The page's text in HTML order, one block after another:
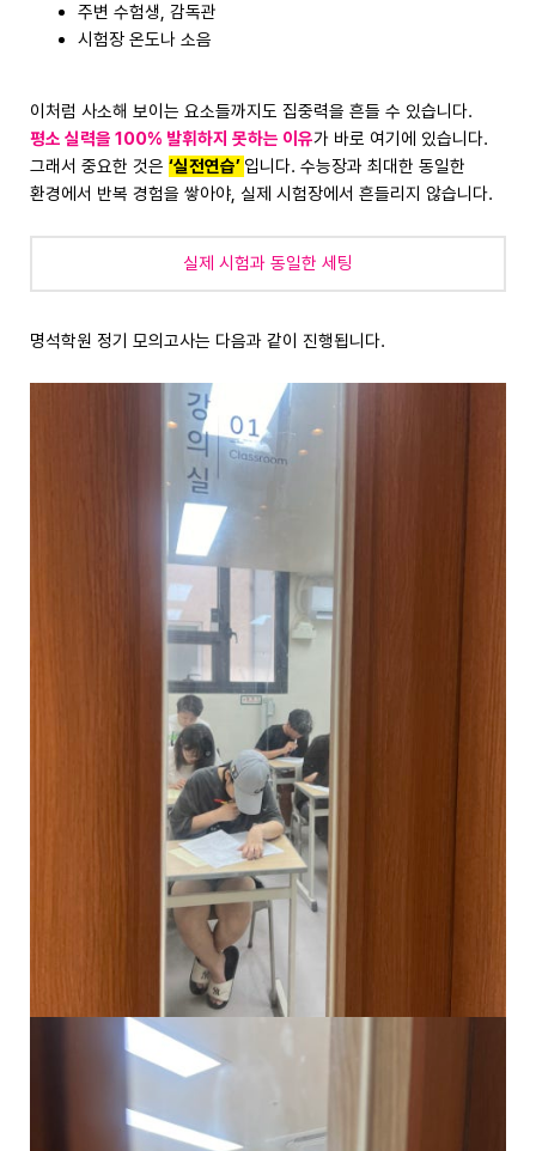
주변 수험생, 감독관
시험장 온도나 소음
이처럼 사소해 보이는 요소들까지도 집중력을 흔들 수 있습니다.
평소 실력을 100% 발휘하지 못하는 이유가 바로 여기에 있습니다.
그래서 중요한 것은 ‘실전연습’ 입니다. 수능장과 최대한 동일한
환경에서 반복 경험을 쌓아야, 실제 시험장에서 흔들리지 않습니다.
실제 시험과 동일한 세팅
명석학원 정기 모의고사는 다음과 같이 진행됩니다.